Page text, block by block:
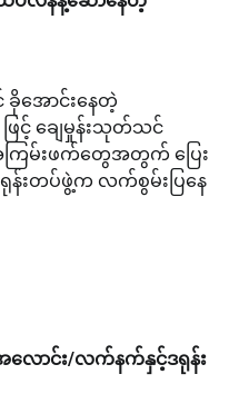
ခိုအောင်းနေတဲ့
ဖြင့် ချေမှုန်းသုတ်သင်
အကြမ်းဖက်တွေအတွက် ပြေး
န်းတပ်ဖွဲ့က လက်စွမ်းပြနေ
လောင်း/လက်နက်နှင့်ဒရုန်း